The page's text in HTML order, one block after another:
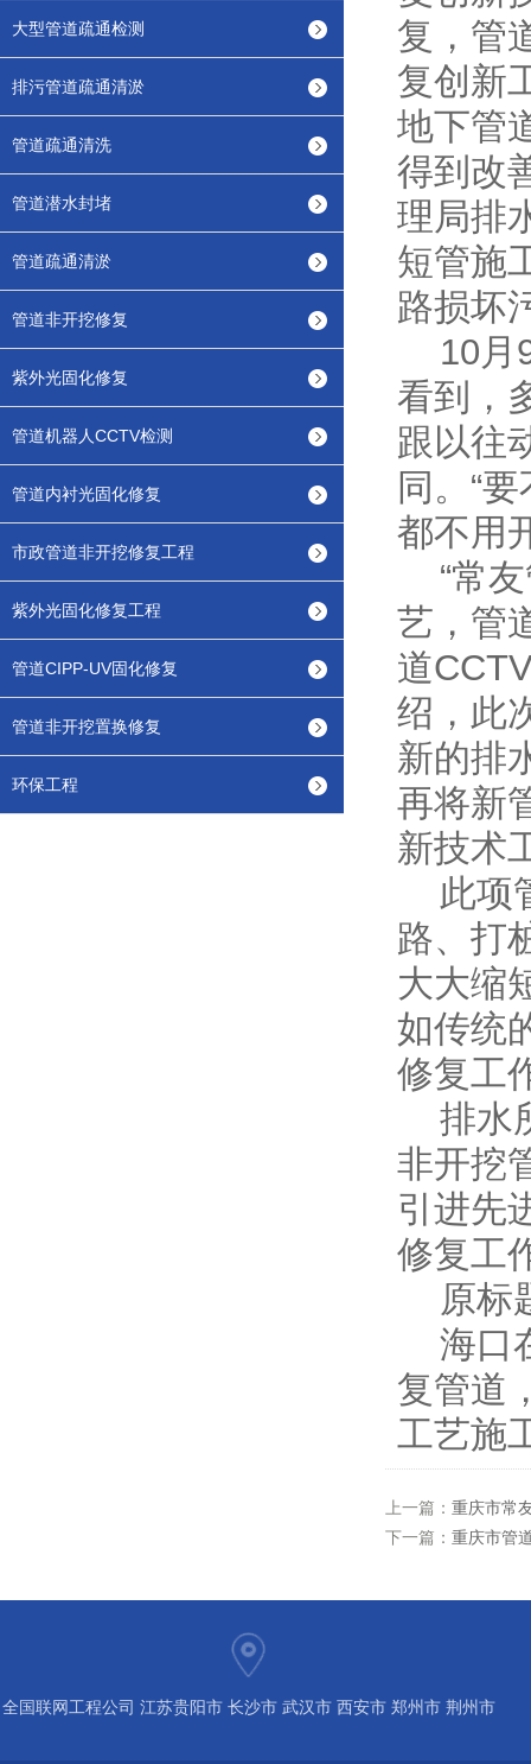
大型管道疏通检测
排污管道疏通清淤
管道疏通清洗
管道潜水封堵
管道疏通清淤
管道非开挖修复
紫外光固化修复
管道机器人CCTV检测
管道内衬光固化修复
市政管道非开挖修复工程
紫外光固化修复工程
管道CIPP-UV固化修复
管道非开挖置换修复
环保工程
复，管
复创新
地下管
得到改
理局排
短管施
路损坏
10月9
看到，
跟以往
同。“
都不用
“常友
艺，管
道
绍，此
新的排
再将新
新技术
此项
路、打
大大缩
如传统
修复工
排水
非开挖
引进先
修复工
原标
海口
复管道
工艺施
上一篇： 重庆市常
下一篇： 重庆市管
全国联网工程公司 江苏贵阳市 长沙市 武汉市 西安市 郑州市 荆州市